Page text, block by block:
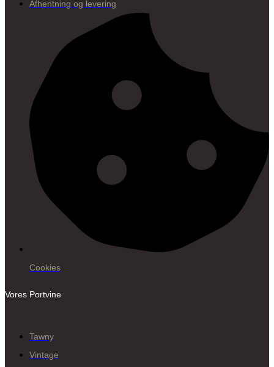
Afhentning og levering
Cookies
Vores Portvine
Tawny
Vintage